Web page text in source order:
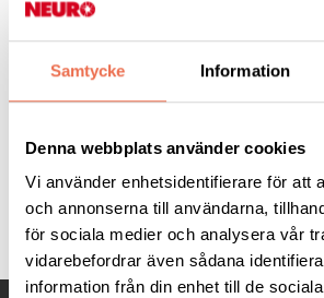
Samtycke Information
Denna webbplats använder cookies
Vi använder enhetsidentifierare för att
och annonserna till användarna,
för sociala medier och analysera vår
vidarebefordrar även sådana
information från din enhet till de
Förening